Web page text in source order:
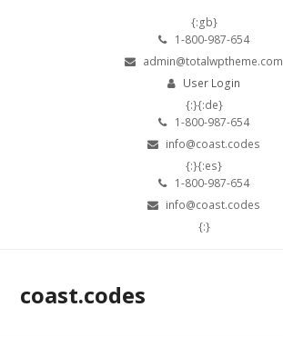
{:gb}
1-800-987-654
admin@totalwptheme.com
User Login
{:}{:de}
1-800-987-654
info@coast.codes
{:}{:es}
1-800-987-654
info@coast.codes
{:}
coast.codes